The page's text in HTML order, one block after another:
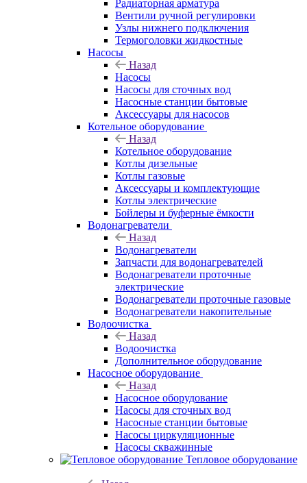
Радиаторная арматура
Вентили ручной регулировки
Узлы нижнего подключения
Термоголовки жидкостные
Насосы
Назад
Насосы
Насосы для сточных вод
Насосные станции бытовые
Аксессуары для насосов
Котельное оборудование
Назад
Котельное оборудование
Котлы дизельные
Котлы газовые
Аксессуары и комплектующие
Котлы электрические
Бойлеры и буферные ёмкости
Водонагреватели
Назад
Водонагреватели
Запчасти для водонагревателей
Водонагреватели проточные
электрические
Водонагреватели проточные газовые
Водонагреватели накопительные
Водоочистка
Назад
Водоочистка
Дополнительное оборудование
Насосное оборудование
Назад
Насосное оборудование
Насосы для сточных вод
Насосные станции бытовые
Насосы циркуляционные
Насосы скважинные
Тепловое оборудование